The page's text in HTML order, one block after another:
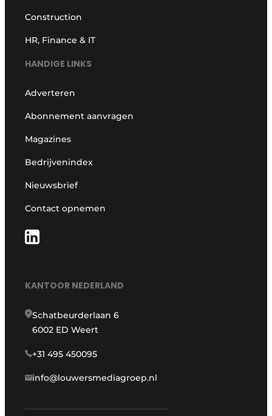
Construction
HR, Finance & IT
HANDIGE LINKS
Adverteren
Abonnement aanvragen
Magazines
Bedrijvenindex
Nieuwsbrief
Contact opnemen
KANTOOR NEDERLAND
Schatbeurderlaan 6
6002 ED Weert
+31 495 450095
info@louwersmediagroep.nl